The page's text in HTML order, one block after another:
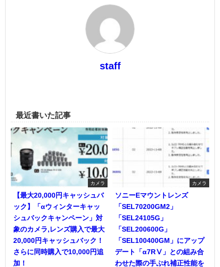
staff
最近書いた記事
カメラ
【最大20,000円キャッシュバ
ック】「αウィンターキャッ
シュバックキャンペーン」対
象のカメラ,レンズ購入で最大
20,000円キャッシュバック！
さらに同時購入で10,000円追
加！
カメラ
ソニーEマウントレンズ
「SEL70200GM2」
「SEL24105G」
「SEL200600G」
「SEL100400GM」にアップ
デート「α7RⅤ」との組み合
わせた際の手ぶれ補正性能を